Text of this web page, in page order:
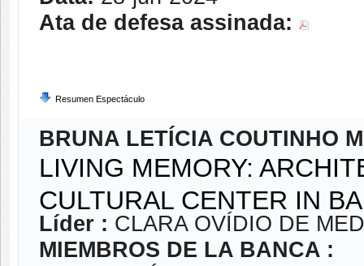
Ata de defesa assinada:
Resumen Espectáculo
BRUNA LETÍCIA COUTINHO
LIVING MEMORY:
CULTURAL CENTER IN
Líder : CLARA OVÍDIO DE
MIEMBROS DE LA BANCA :